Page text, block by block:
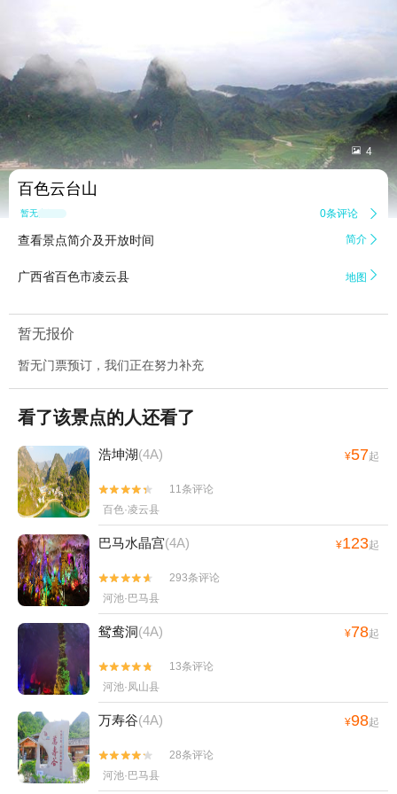
 4
百色云台山
暂无点评 0条评论 
查看景点简介及开放时间 简介 
广西省百色市凌云县 地图 
暂无报价
暂无门票预订，我们正在努力补充
看了该景点的人还看了
浩坤湖(4A) ¥57起


11条评论
百色·凌云县
巴马水晶宫(4A) ¥123起


293条评论
河池·巴马县
鸳鸯洞(4A) ¥78起


13条评论
河池·凤山县
万寿谷(4A) ¥98起


28条评论
河池·巴马县